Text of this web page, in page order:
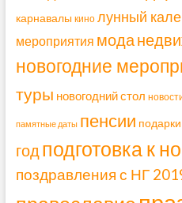
карнавалы кино лунный
мероприятия мода
новогодние
туры новогодний стол
памятные даты пенсии подарки
год подготовка к
поздравления с НГ